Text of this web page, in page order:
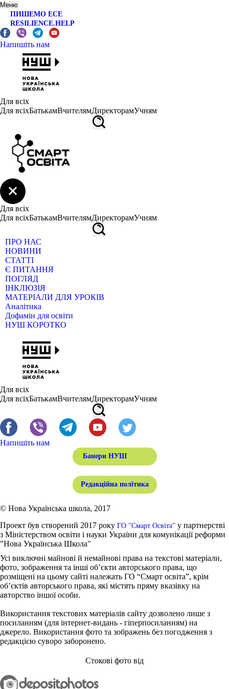
Меню
ПИШЕМО ЕСЕ
RESILIENCE.HELP
Напишіть нам
Для всіх
Для всіхБатькамВчителямДиректорамУчням
Для всіх
Для всіхБатькамВчителямДиректорамУчням
ПРО НАС
НОВИНИ
СТАТТІ
Є ПИТАННЯ
ПОГЛЯД
ІНКЛЮЗІЯ
МАТЕРІАЛИ ДЛЯ УРОКІВ
Аналітика
Дофамін для освіти
НУШ КОРОТКО
Для всіх
Для всіхБатькамВчителямДиректорамУчням
Напишіть нам
Банери НУШ
Редакційна політика
© Нова Українська школа, 2017
Проект був створений 2017 року ГО "Смарт Освіта" у партнерстві
з Міністерством освіти і науки України для комунікації реформи
"Нова Українська Школа"
Усі виключні майнові й немайнові права на текстові матеріали,
фото, зображення та інші об’єкти авторського права, що
розміщені на цьому сайті належать ГО “Смарт освіта”, крім
об’єктів авторського права, які містять пряму вказівку на
авторство іншої особи.
Використання текстових матеріалів сайту дозволено лише з
посиланням (для інтернет-видань - гіперпосиланням) на
джерело. Використання фото та зображень без погодження з
редакцією суворо заборонено.
Стокові фото від